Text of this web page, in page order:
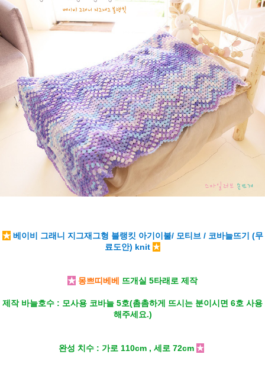
★베이비 그래니 지그재그형 블랭킷 아기이불/ 모티브 / 코바늘뜨기 (무
료도안) knit ★
★ 몽쁘띠베베 뜨개실 5타래로 제작
제작 바늘호수 : 모사용 코바늘 5호(촘촘하게 뜨시는 분이시면 6호 사용
해주세요.)
완성 치수 : 가로 110cm , 세로 72cm ★